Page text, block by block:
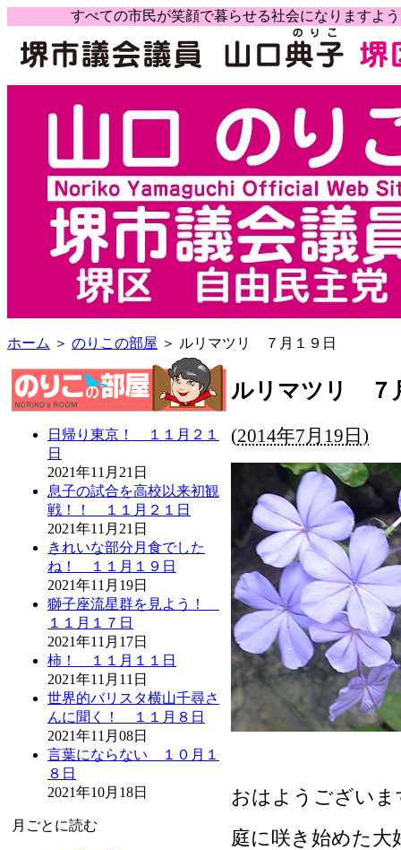
すべての市民が笑顔で暮らせる社会になります
ホーム ＞ のりこの部屋 ＞ ルリマツリ ７月１９日
日帰り東京！ １１月２１
日
2021年11月21日
息子の試合を高校以来初観
戦！！ １１月２１日
2021年11月21日
きれいな部分月食でした
ね！ １１月１９日
2021年11月19日
獅子座流星群を見よう！
１１月１７日
2021年11月17日
柿！ １１月１１日
2021年11月11日
世界的バリスタ横山千尋さ
んに聞く！ １１月８日
2021年11月08日
言葉にならない １０月１
８日
2021年10月18日
月ごとに読む
ルリマツリ ７
(2014年7月19日)
おはようございま
庭に咲き始めた大